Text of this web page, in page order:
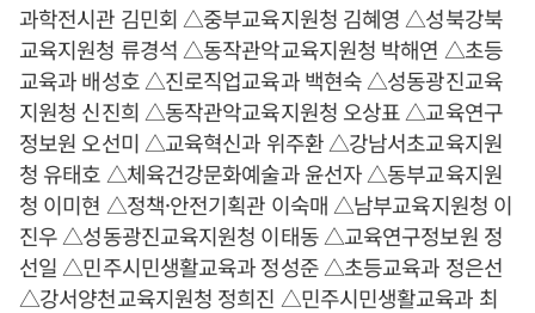
과학전시관 김민회 △중부교육지원청 김혜영 △성북강북
교육지원청 류경석 △동작관악교육지원청 박해연 △초등
교육과 배성호 △진로직업교육과 백현숙 △성동광진교육
지원청 신진희 △동작관악교육지원청 오상표 △교육연구
정보원 오선미 △교육혁신과 위주환 △강남서초교육지원
청 유태호 △체육건강문화예술과 윤선자 △동부교육지원
청 이미현 △정책·안전기획관 이숙매 △남부교육지원청 이
진우 △성동광진교육지원청 이태동 △교육연구정보원 정
선일 △민주시민생활교육과 정성준 △초등교육과 정은선
△강서양천교육지원청 정희진 △민주시민생활교육과 최